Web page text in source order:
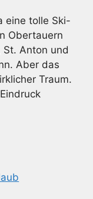
eine tolle Ski-
Obertauern
Anton und
Aber das
Traum.